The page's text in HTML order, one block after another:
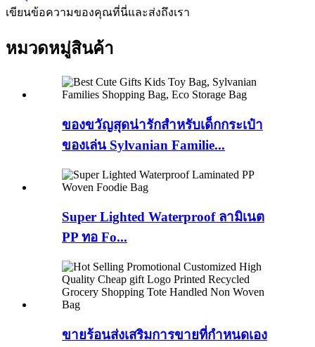
เขียนข้อความของคุณที่นี่และส่งถึงเรา
หมวดหมู่สินค้า
ของขวัญสุดน่ารักสำหรับเด็กกระเป๋า
ของเล่น Sylvanian Familie...
Super Lighted Waterproof ลามิเนต
PP ทอ Fo...
ขายร้อนส่งเสริมการขายที่กำหนดเอง